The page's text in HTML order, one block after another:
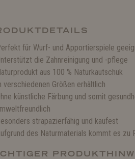
für Wurf- und Apportierspiele
die Zahnreinigung und -pflege
aus 100 % Naturkautschuk
verschiedenen Größen erhältlich
künstliche Färbung und somit
strapazierfähig und kaufest
des Naturmaterials kommt es zu